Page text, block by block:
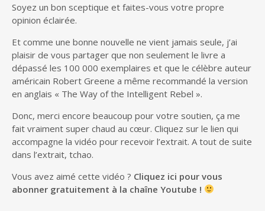
Soyez un bon sceptique et faites-vous votre propre
opinion éclairée.
Et comme une bonne nouvelle ne vient jamais seule, j’ai
plaisir de vous partager que non seulement le livre a
dépassé les 100 000 exemplaires et que le célèbre auteur
américain Robert Greene a même recommandé la version
en anglais « The Way of the Intelligent Rebel ».
Donc, merci encore beaucoup pour votre soutien, ça me
fait vraiment super chaud au cœur. Cliquez sur le lien qui
accompagne la vidéo pour recevoir l’extrait. A tout de suite
dans l’extrait, tchao.
Vous avez aimé cette vidéo ? Cliquez ici pour vous
abonner gratuitement à la chaîne Youtube !